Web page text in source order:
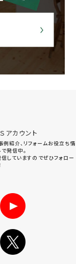
アカウント
例紹介、リフォームお役立ち情
発信中。
していますのでぜひフォロー